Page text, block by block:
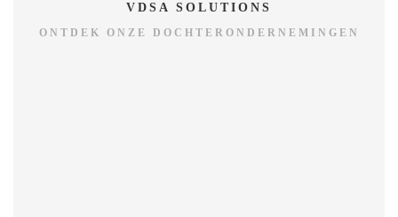
VDSA SOLUTIONS
ONTDEK ONZE DOCHTERONDERNEMINGEN